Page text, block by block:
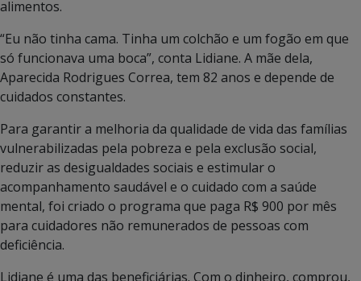
alimentos.
“Eu não tinha cama. Tinha um colchão e um fogão em que
só funcionava uma boca”, conta Lidiane. A mãe dela,
Aparecida Rodrigues Correa, tem 82 anos e depende de
cuidados constantes.
Para garantir a melhoria da qualidade de vida das famílias
vulnerabilizadas pela pobreza e pela exclusão social,
reduzir as desigualdades sociais e estimular o
acompanhamento saudável e o cuidado com a saúde
mental, foi criado o programa que paga R$ 900 por mês
para cuidadores não remunerados de pessoas com
deficiência.
Lidiane é uma das beneficiárias. Com o dinheiro, comprou,